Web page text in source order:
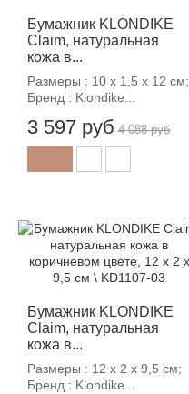
Бумажник KLONDIKE
Claim, натуральная
кожа в...
Размеры : 10 х 1,5 х 12 см;
Бренд : Klondike...
3 597 руб 4 088 руб
Бумажник KLONDIKE
Claim, натуральная
кожа в...
Размеры : 12 х 2 х 9,5 см;
Бренд : Klondike...